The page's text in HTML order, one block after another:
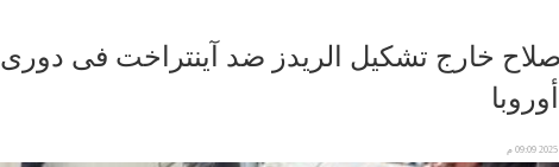
خارج تشكيل الريدز ضد آينتراخت فى دورى